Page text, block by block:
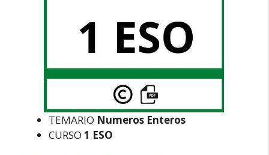
TEMARIO Numeros Enteros
CURSO 1 ESO